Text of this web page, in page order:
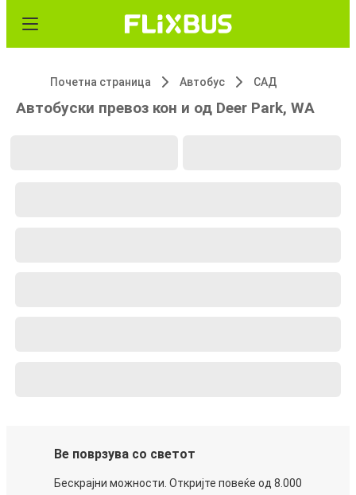
Почетна страница Автобус САД
Автобуски превоз кон и од Deer Park, WA
Ве поврзува со светот
Бескрајни можности. Откријте повеќе од 8.000